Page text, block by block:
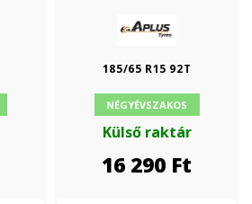
185/65 R15 92T
NÉGYÉVSZAKOS
Külső raktár
16 290 Ft